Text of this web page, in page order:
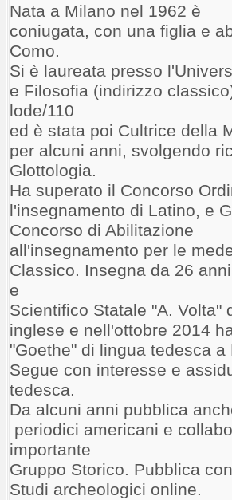
Nata a Milano nel 1962 è
coniugata, con una figlia e
Como.
Si è laureata presso
e Filosofia (indirizzo
lode/110
ed è stata poi Cultrice della
per alcuni anni, svolgendo
Glottologia.
Ha superato il Concorso
l'insegnamento di Latino, e
Concorso di Abilitazione
all'insegnamento per le
Classico. Insegna da 26
e
Scientifico Statale "A. Volta"
inglese e nell'ottobre 2014
"Goethe" di lingua tedesca
Segue con interesse e
tedesca.
Da alcuni anni pubblica
periodici americani e
importante
Gruppo Storico. Pubblica
Studi archeologici online.